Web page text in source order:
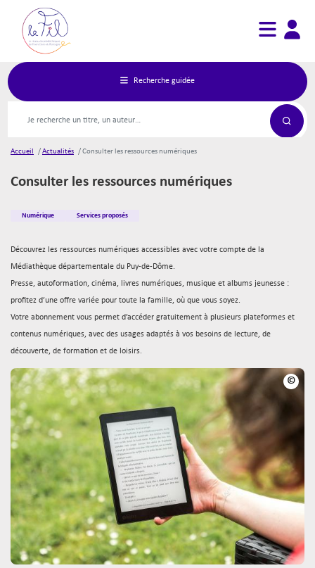
logo
User
Mon
Connexion
Main
navigation
Agenda
Services
Espaces et services numériques
Portage à domicile
Pour les professionnels
Collections
Collections accessibles
Toutes nos collections
en ligne
Recherche guidée
Accueil Actualités Consulter les ressources numériques
Consulter les ressources numériques
Numérique Services proposés
Découvrez les ressources numériques accessibles avec votre compte de la
Médiathèque départementale du Puy-de-Dôme.
Presse, autoformation, cinéma, livres numériques, musique et albums jeunesse :
profitez d’une offre variée pour toute la famille, où que vous soyez.
Votre abonnement vous permet d’accéder gratuitement à plusieurs plateformes et
contenus numériques, avec des usages adaptés à vos besoins de lecture, de
découverte, de formation et de loisirs.
©